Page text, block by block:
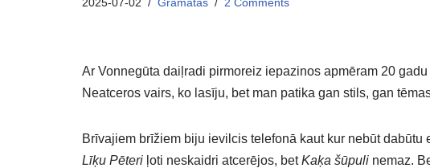
Ar Vonnegūta daiļradi pirmoreiz iepazinos apmēram 20
Neatceros vairs, ko lasīju, bet man patika gan stils, gan
Brīvajiem brīžiem biju ievilcis telefonā kaut kur nebūt
Līķu Pēteri ļoti neskaidri atcerējos, betKaķa šūpuli nemaz.